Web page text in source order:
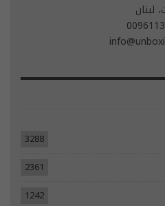
لبنان
3288
2361
1242